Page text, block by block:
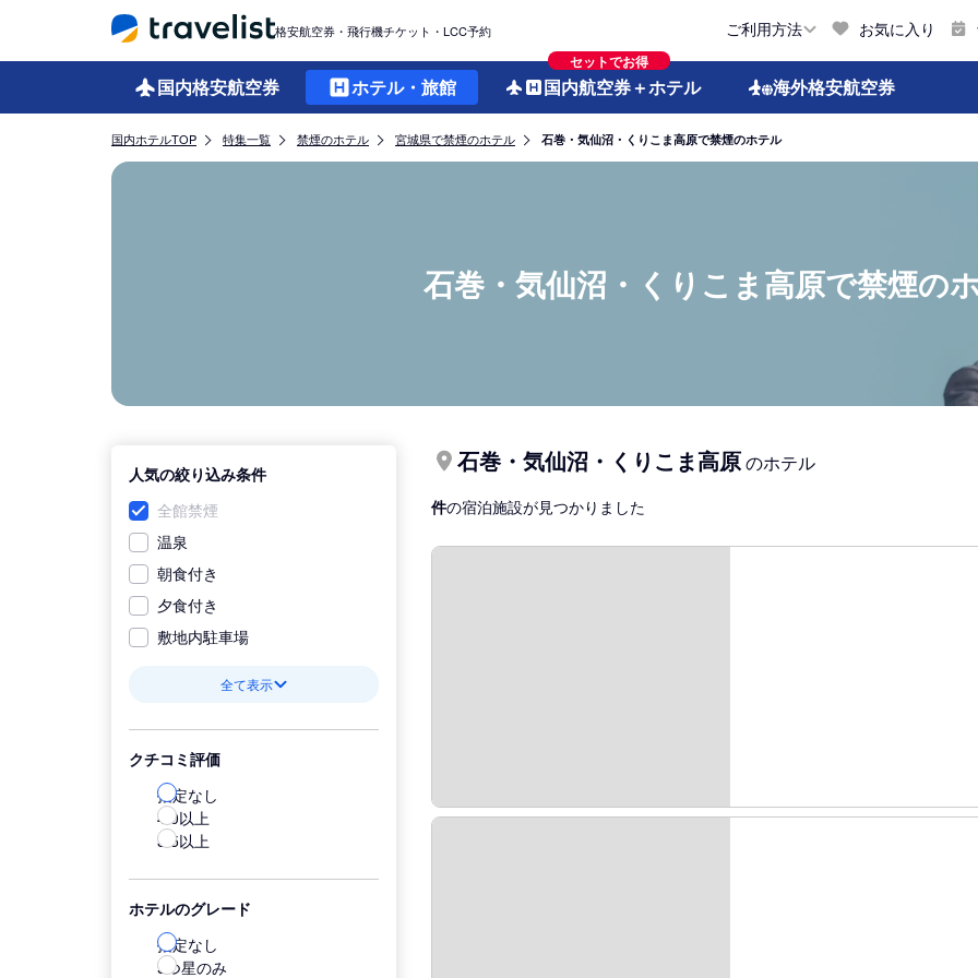
格安航空券・飛行機チケット・LCC予約 ご利用方法 お気に入り
国内格安航空券 ホテル・旅館
セットでお得
国内航空券＋ホテル 海外格安航空券
国内ホテルTOP 特集一覧 禁煙のホテル 宮城県で禁煙のホテル 石巻・気仙沼・くりこま高原で禁煙のホテル
石巻・気仙沼・くりこま高原で禁煙の
人気の絞り込み条件
全館禁煙
温泉
朝食付き
夕食付き
敷地内駐車場
全て表示
クチコミ評価
指定なし
4.0以上
3.5以上
ホテルのグレード
指定なし
5つ星のみ
石巻・気仙沼・くりこま高原のホテル
件の宿泊施設が見つかりました